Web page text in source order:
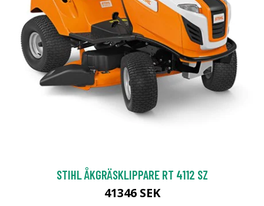
STIHL ÅKGRÄSKLIPPARE RT 4112 SZ
41346 SEK